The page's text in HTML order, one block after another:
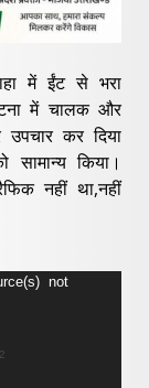
में ईंट से भरा
में चालक और
कर दिया
किया।
नहीं था,नहीं
not